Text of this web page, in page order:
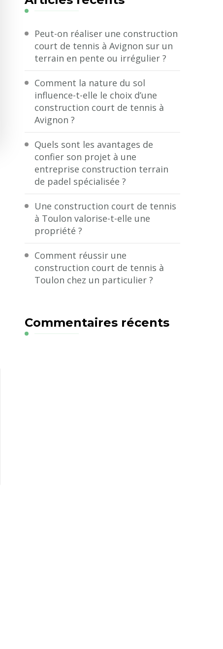
?
Peut-on réaliser une construction
court de tennis à Avignon sur un
terrain en pente ou irrégulier ?
Comment la nature du sol
influence-t-elle le choix d’une
construction court de tennis à
Avignon ?
Quels sont les avantages de
confier son projet à une
entreprise construction terrain
de padel spécialisée ?
Une construction court de tennis
à Toulon valorise-t-elle une
propriété ?
Comment réussir une
construction court de tennis à
Toulon chez un particulier ?
Commentaires récents